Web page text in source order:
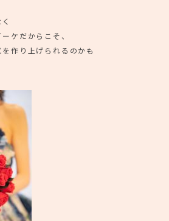
ケだからこそ、
作り上げられるのかも